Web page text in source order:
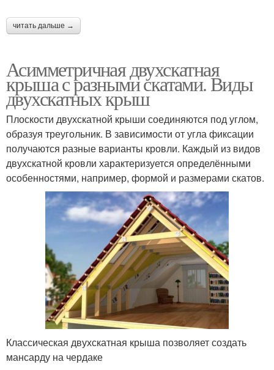
читать дальше →
Асимметричная двухскатная
крыша с разными скатами. Виды
двухскатных крыш
Плоскости двухскатной крыши соединяются под углом,
образуя треугольник. В зависимости от угла фиксации
получаются разные варианты кровли. Каждый из видов
двухскатной кровли характеризуется определёнными
особенностями, например, формой и размерами скатов.
Классическая двухскатная крыша позволяет создать
мансарду на чердаке